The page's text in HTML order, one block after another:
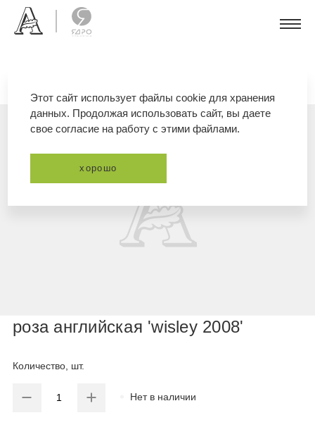
роза английская 'wisley 2008'
Количество, шт.
Нет в наличии
Этот сайт использует файлы cookie для хранения
данных. Продолжая использовать сайт, вы даете
свое согласие на работу с этими файлами.
хорошо